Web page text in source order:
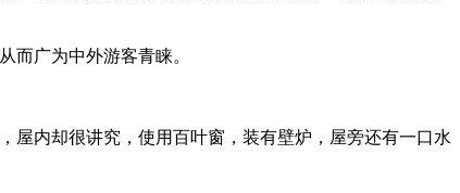
而广为中外游客青睐。
屋内却很讲究，使用百叶窗，装有壁炉，屋旁还有一口水